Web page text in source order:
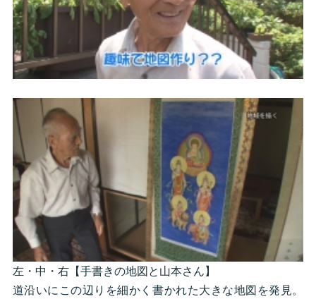
左・中・右【手書きの地図と山本さん】
道沿いにこの辺りを細かく書かれた大きな地図を発見。